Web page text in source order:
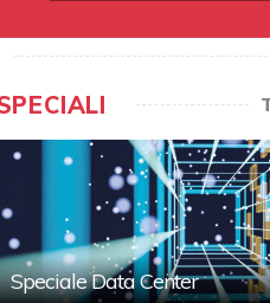
Speciale Data Center